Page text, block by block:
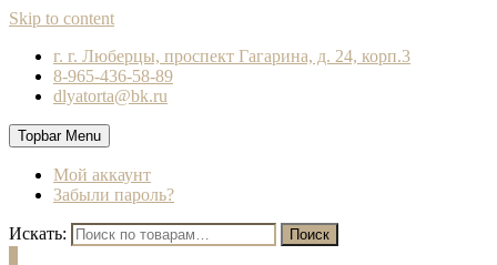
Skip to content
г. г. Люберцы, проспект Гагарина, д. 24, корп.3
8-965-436-58-89
dlyatorta@bk.ru
Topbar Menu
Мой аккаунт
Забыли пароль?
Искать: Поиск